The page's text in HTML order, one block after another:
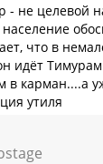
- не целевой
что в
идёт Тимурам
в карман....а
утиля